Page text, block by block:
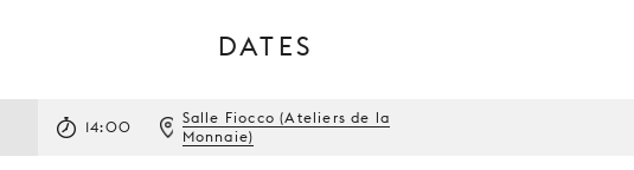
DATES
14:00
Salle Fiocco (Ateliers de la
Monnaie)